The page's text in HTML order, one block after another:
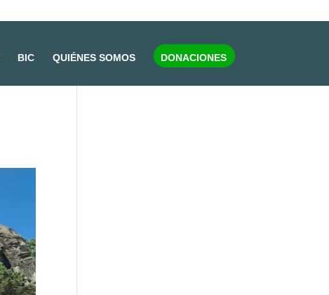
BIC QUIÉNES SOMOS DONACIONES